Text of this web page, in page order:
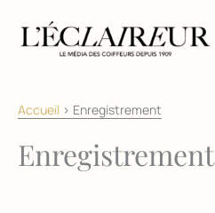
Accueil > Enregistrement
Enregistrement